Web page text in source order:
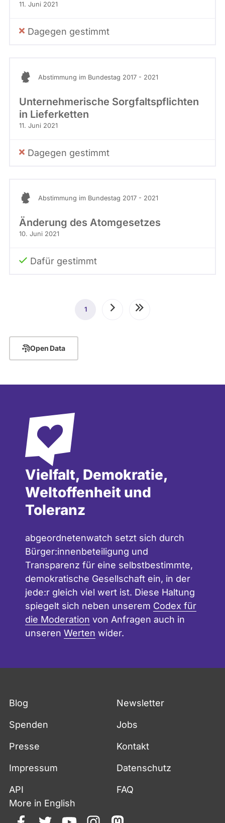
11. Juni 2021
Dagegen gestimmt
Abstimmung im Bundestag 2017 - 2021
Unternehmerische Sorgfaltspflichten
in Lieferketten
11. Juni 2021
Dagegen gestimmt
Abstimmung im Bundestag 2017 - 2021
Änderung des Atomgesetzes
10. Juni 2021
Dafür gestimmt
Seitennummerierung
Aktuelle
1 NächsteLetzte
Open Data
Vielfalt, Demokratie,
Weltoffenheit und
Toleranz
abgeordnetenwatch setzt sich durch
Bürger:innenbeteiligung und
Transparenz für eine selbstbestimmte,
demokratische Gesellschaft ein, in der
jede:r gleich viel wert ist. Diese Haltung
spiegelt sich neben unserem Codex für
die Moderation von Anfragen auch in
unseren Werten wider.
Blog Newsletter
Spenden Jobs
Presse Kontakt
Impressum Datenschutz
API
FAQ
More in English